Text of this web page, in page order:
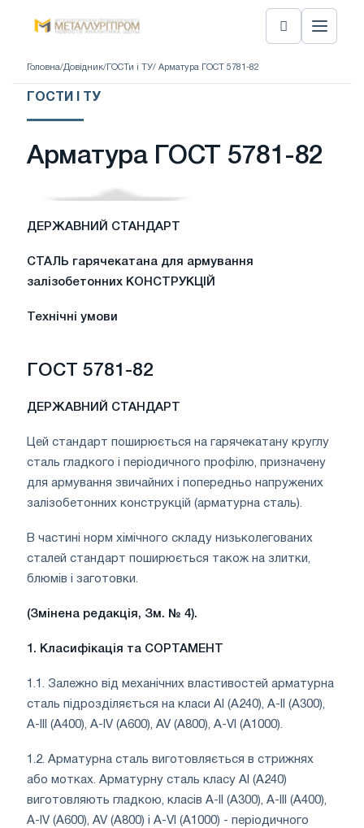
Головна/Довідник/ ГОСТи і ТУ/ Арматура ГОСТ 5781-82
ГОСТИ І ТУ
Арматура ГОСТ 5781-82
ДЕРЖАВНИЙ СТАНДАРТ
СТАЛЬ гарячекатана для армування
залізобетонних КОНСТРУКЦІЙ
Технічні умови
ГОСТ 5781-82
ДЕРЖАВНИЙ СТАНДАРТ
Цей стандарт поширюється на гарячекатану круглу
сталь гладкого і періодичного профілю, призначену
для армування звичайних і попередньо напружених
залізобетонних конструкцій (арматурна сталь).
В частині норм хімічного складу низьколегованих
сталей стандарт поширюється також на злитки,
блюмів і заготовки.
(Змінена редакція, Зм. № 4).
1. Класифікація та СОРТАМЕНТ
1.1. Залежно від механічних властивостей арматурна
сталь підрозділяється на класи AI (А240), А-II (А300),
А-III (А400), A-IV (A600), AV (A800), A-VI (A1000).
1.2. Арматурна сталь виготовляється в стрижнях
або мотках. Арматурну сталь класу AI (A240)
виготовляють гладкою, класів А-II (А300), А-III (А400),
A-IV (A600), AV (A800) і A-VI (A1000) - періодичного